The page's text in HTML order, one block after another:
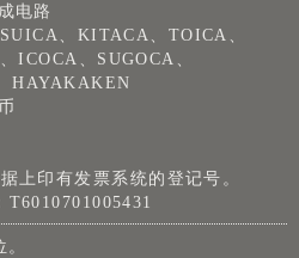
电路
、KITACA、TOICA、
ICOCA、SUGOCA、
HAYAKAKEN
上印有发票系统的登记号。
T6010701005431